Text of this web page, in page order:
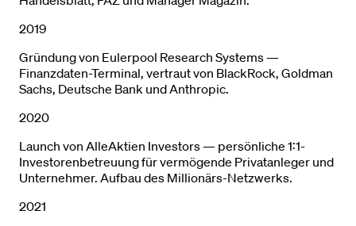
2019
Gründung von Eulerpool Research Systems —
Finanzdaten-Terminal, vertraut von BlackRock, Goldman
Sachs, Deutsche Bank und Anthropic.
2020
Launch von AlleAktien Investors — persönliche 1:1-
Investorenbetreuung für vermögende Privatanleger und
Unternehmer. Aufbau des Millionärs-Netzwerks.
2021